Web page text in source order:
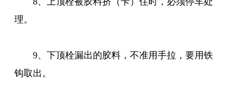
理。
9、下顶栓漏出的胶料，不准用手拉，要用铁
钩取出。